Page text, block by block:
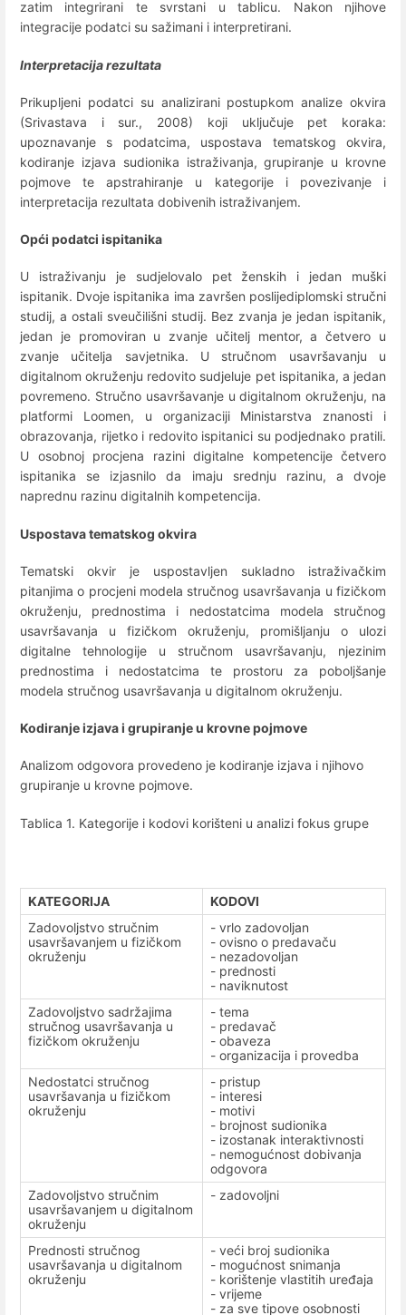
zatim integrirani te svrstani u tablicu. Nakon njihove
integracije podatci su sažimani i interpretirani.
Interpretacija rezultata
Prikupljeni podatci su analizirani postupkom analize okvira
(Srivastava i sur., 2008) koji uključuje pet koraka:
upoznavanje s podatcima, uspostava tematskog okvira,
kodiranje izjava sudionika istraživanja, grupiranje u krovne
pojmove te apstrahiranje u kategorije i povezivanje i
interpretacija rezultata dobivenih istraživanjem.
Opći podatci ispitanika
U istraživanju je sudjelovalo pet ženskih i jedan muški
ispitanik. Dvoje ispitanika ima završen poslijediplomski stručni
studij, a ostali sveučilišni studij. Bez zvanja je jedan ispitanik,
jedan je promoviran u zvanje učitelj mentor, a četvero u
zvanje učitelja savjetnika. U stručnom usavršavanju u
digitalnom okruženju redovito sudjeluje pet ispitanika, a jedan
povremeno. Stručno usavršavanje u digitalnom okruženju, na
platformi Loomen, u organizaciji Ministarstva znanosti i
obrazovanja, rijetko i redovito ispitanici su podjednako pratili.
U osobnoj procjena razini digitalne kompetencije četvero
ispitanika se izjasnilo da imaju srednju razinu, a dvoje
naprednu razinu digitalnih kompetencija.
Uspostava tematskog okvira
Tematski okvir je uspostavljen sukladno istraživačkim
pitanjima o procjeni modela stručnog usavršavanja u fizičkom
okruženju, prednostima i nedostatcima modela stručnog
usavršavanja u fizičkom okruženju, promišljanju o ulozi
digitalne tehnologije u stručnom usavršavanju, njezinim
prednostima i nedostatcima te prostoru za poboljšanje
modela stručnog usavršavanja u digitalnom okruženju.
Kodiranje izjava i grupiranje u krovne pojmove
Analizom odgovora provedeno je kodiranje izjava i njihovo
grupiranje u krovne pojmove.
Tablica 1. Kategorije i kodovi korišteni u analizi fokus grupe
KATEGORIJA
KODOVI
Zadovoljstvo stručnim
usavršavanjem u fizičkom
okruženju
- vrlo zadovoljan
- ovisno o predavaču
- nezadovoljan
- prednosti
- naviknutost
Zadovoljstvo sadržajima
stručnog usavršavanja u
fizičkom okruženju
- tema
- predavač
- obaveza
- organizacija i provedba
Nedostatci stručnog
usavršavanja u fizičkom
okruženju
- pristup
- interesi
- motivi
- brojnost sudionika
- izostanak interaktivnosti
- nemogućnost dobivanja
odgovora
Zadovoljstvo stručnim
usavršavanjem u digitalnom
okruženju
- zadovoljni
Prednosti stručnog
usavršavanja u digitalnom
okruženju
- veći broj sudionika
- mogućnost snimanja
- korištenje vlastitih uređaja
- vrijeme
- za sve tipove osobnosti